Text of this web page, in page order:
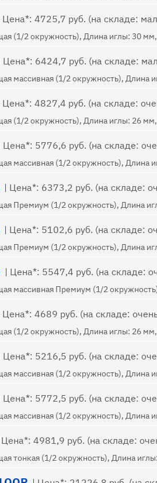
Цена*: 4725,7 руб. (на складе:
(1/2 окружность), Длина иглы: 30
Цена*: 6424,7 руб. (на складе:
массивная (1/2 окружность), Длина
Цена*: 4827,4 руб. (на складе:
(1/2 окружность), Длина иглы: 26
Цена*: 5776,6 руб. (на складе:
массивная (1/2 окружность), Длина
| Цена*: 6373,2 руб. (на складе:
Премиум (1/2 окружность), Длина
| Цена*: 5102,6 руб. (на складе:
Премиум (1/2 окружность), Длина
| Цена*: 5547,4 руб. (на складе:
массивная Премиум (1/2
Цена*: 4689 руб. (на складе:
(1/2 окружность), Длина иглы: 26
Цена*: 5216,5 руб. (на складе:
массивная (1/2 окружность), Длина
Цена*: 5772,5 руб. (на складе:
массивная (1/2 окружность), Длина
Цена*: 4981,9 руб. (на складе:
тонкая (1/2 окружность), Длина